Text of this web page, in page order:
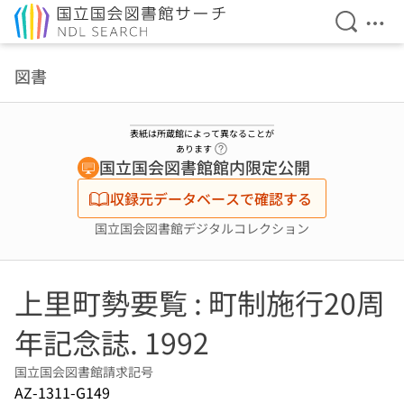
検索を
メ
図書
表紙は所蔵館によって異なることが
あります
国立国会図書館館内限定公開
収録元データベースで確認する
国立国会図書館デジタルコレクション
上里町勢要覧 : 町制施行20周
年記念誌. 1992
国立国会図書館請求記号
AZ-1311-G149